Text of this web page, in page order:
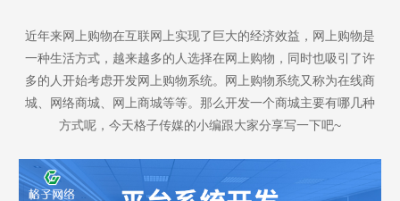
近年来网上购物在互联网上实现了巨大的经济效益，网上购物是
一种生活方式，越来越多的人选择在网上购物，同时也吸引了许
多的人开始考虑开发网上购物系统。网上购物系统又称为在线商
城、网络商城、网上商城等等。那么开发一个商城主要有哪几种
方式呢，今天格子传媒的小编跟大家分享写一下吧~